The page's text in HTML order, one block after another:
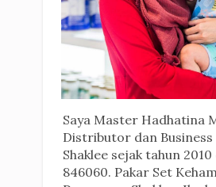
Saya Master Hadhatina
Distributor dan
Shaklee sejak tahun
846060. Pakar Set